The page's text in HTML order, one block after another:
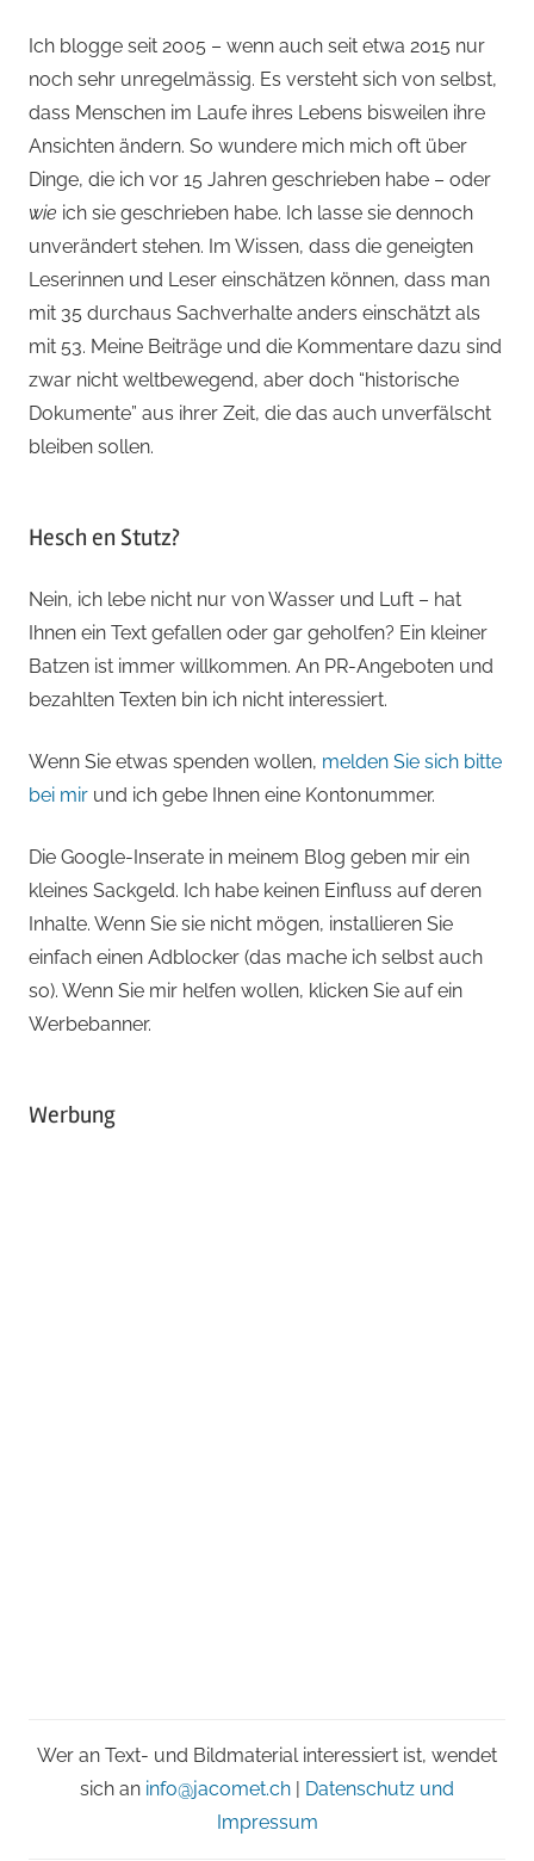
Ich blogge seit 2005 – wenn auch seit etwa 2015 nur
noch sehr unregelmässig. Es versteht sich von selbst,
dass Menschen im Laufe ihres Lebens bisweilen ihre
Ansichten ändern. So wundere mich mich oft über
Dinge, die ich vor 15 Jahren geschrieben habe – oder
wie ich sie geschrieben habe. Ich lasse sie dennoch
unverändert stehen. Im Wissen, dass die geneigten
Leserinnen und Leser einschätzen können, dass man
mit 35 durchaus Sachverhalte anders einschätzt als
mit 53. Meine Beiträge und die Kommentare dazu sind
zwar nicht weltbewegend, aber doch “historische
Dokumente” aus ihrer Zeit, die das auch unverfälscht
bleiben sollen.
Hesch en Stutz?
Nein, ich lebe nicht nur von Wasser und Luft – hat
Ihnen ein Text gefallen oder gar geholfen? Ein kleiner
Batzen ist immer willkommen. An PR-Angeboten und
bezahlten Texten bin ich nicht interessiert.
Wenn Sie etwas spenden wollen, melden Sie sich bitte
bei mir und ich gebe Ihnen eine Kontonummer.
Die Google-Inserate in meinem Blog geben mir ein
kleines Sackgeld. Ich habe keinen Einfluss auf deren
Inhalte. Wenn Sie sie nicht mögen, installieren Sie
einfach einen Adblocker (das mache ich selbst auch
so). Wenn Sie mir helfen wollen, klicken Sie auf ein
Werbebanner.
Werbung
Wer an Text- und Bildmaterial interessiert ist, wendet
sich an info@jacomet.ch | Datenschutz und
Impressum